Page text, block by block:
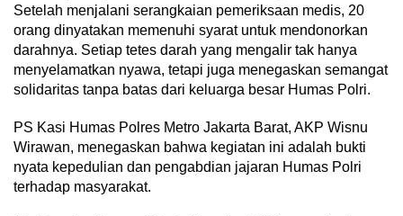
Setelah menjalani serangkaian pemeriksaan medis, 20
orang dinyatakan memenuhi syarat untuk mendonorkan
darahnya. Setiap tetes darah yang mengalir tak hanya
menyelamatkan nyawa, tetapi juga menegaskan semangat
solidaritas tanpa batas dari keluarga besar Humas Polri.
PS Kasi Humas Polres Metro Jakarta Barat, AKP Wisnu
Wirawan, menegaskan bahwa kegiatan ini adalah bukti
nyata kepedulian dan pengabdian jajaran Humas Polri
terhadap masyarakat.